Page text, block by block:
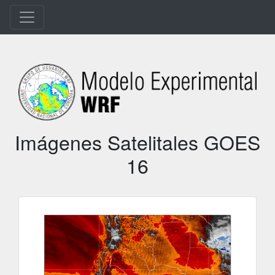
Imágenes Satelitales GOES
16